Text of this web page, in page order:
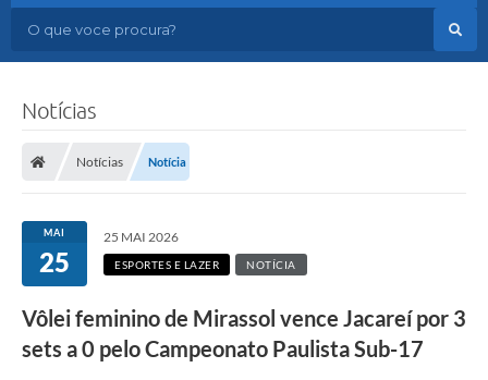
O que voce procura?
Notícias
Notícias Notícia
MAI
25
25 MAI 2026
ESPORTES E LAZER NOTÍCIA
Vôlei feminino de Mirassol vence Jacareí por 3
sets a 0 pelo Campeonato Paulista Sub-17